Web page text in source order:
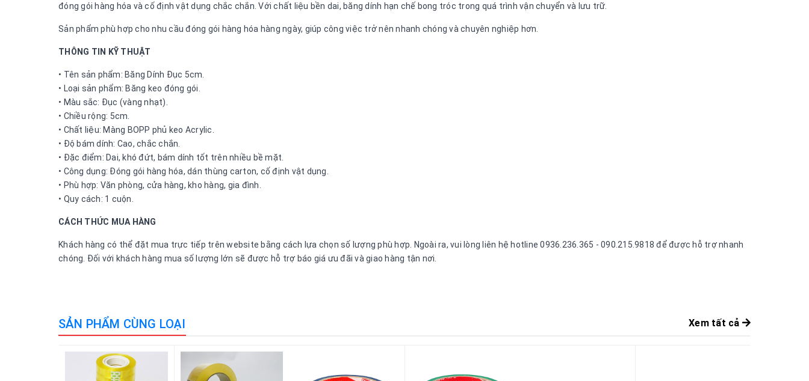
đóng gói hàng hóa và cố định vật dụng chắc chắn. Với chất liệu bền dai, băng dính hạn chế bong tróc trong quá trình vận chuyển và lưu trữ.
Sản phẩm phù hợp cho nhu cầu đóng gói hàng hóa hàng ngày, giúp công việc trở nên nhanh chóng và chuyên nghiệp hơn.
THÔNG TIN KỸ THUẬT
• Tên sản phẩm: Băng Dính Đục 5cm.
• Loại sản phẩm: Băng keo đóng gói.
• Màu sắc: Đục (vàng nhạt).
• Chiều rộng: 5cm.
• Chất liệu: Màng BOPP phủ keo Acrylic.
• Độ bám dính: Cao, chắc chắn.
• Đặc điểm: Dai, khó đứt, bám dính tốt trên nhiều bề mặt.
• Công dụng: Đóng gói hàng hóa, dán thùng carton, cố định vật dụng.
• Phù hợp: Văn phòng, cửa hàng, kho hàng, gia đình.
• Quy cách: 1 cuộn.
CÁCH THỨC MUA HÀNG
Khách hàng có thể đặt mua trực tiếp trên website bằng cách lựa chọn số lượng phù hợp. Ngoài ra, vui lòng liên hệ hotline 0936.236.365 - 090.215.9818 để được hỗ trợ nhanh
chóng. Đối với khách hàng mua số lượng lớn sẽ được hỗ trợ báo giá ưu đãi và giao hàng tận nơi.
SẢN PHẨM CÙNG LOẠI Xem tất cả